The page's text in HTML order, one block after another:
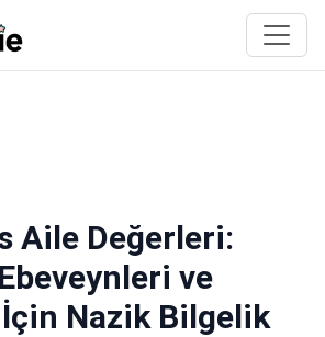
Aile Değerleri:
ve
İçin Nazik Bilgelik